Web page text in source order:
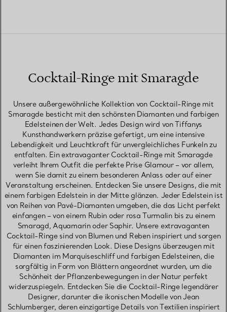
Cocktail-Ringe mit Smaragde
Unsere außergewöhnliche Kollektion von Cocktail-Ringe mit
Smaragde besticht mit den schönsten Diamanten und farbigen
Edelsteinen der Welt. Jedes Design wird von Tiffanys
Kunsthandwerkern präzise gefertigt, um eine intensive
Lebendigkeit und Leuchtkraft für unvergleichliches Funkeln zu
entfalten. Ein extravaganter Cocktail-Ringe mit Smaragde
verleiht Ihrem Outfit die perfekte Prise Glamour – vor allem,
wenn Sie damit zu einem besonderen Anlass oder auf einer
Veranstaltung erscheinen. Entdecken Sie unsere Designs, die mit
einem farbigen Edelstein in der Mitte glänzen. Jeder Edelstein ist
von Reihen von Pavé-Diamanten umgeben, die das Licht perfekt
einfangen – von einem Rubin oder rosa Turmalin bis zu einem
Smaragd, Aquamarin oder Saphir. Unsere extravaganten
Cocktail-Ringe sind von Blumen und Reben inspiriert und sorgen
für einen faszinierenden Look. Diese Designs überzeugen mit
Diamanten im Marquiseschliff und farbigen Edelsteinen, die
sorgfältig in Form von Blättern angeordnet wurden, um die
Schönheit der Pflanzenbewegungen in der Natur perfekt
widerzuspiegeln. Entdecken Sie die Cocktail-Ringe legendärer
Designer, darunter die ikonischen Modelle von Jean
Schlumberger, deren einzigartige Details von Textilien inspiriert